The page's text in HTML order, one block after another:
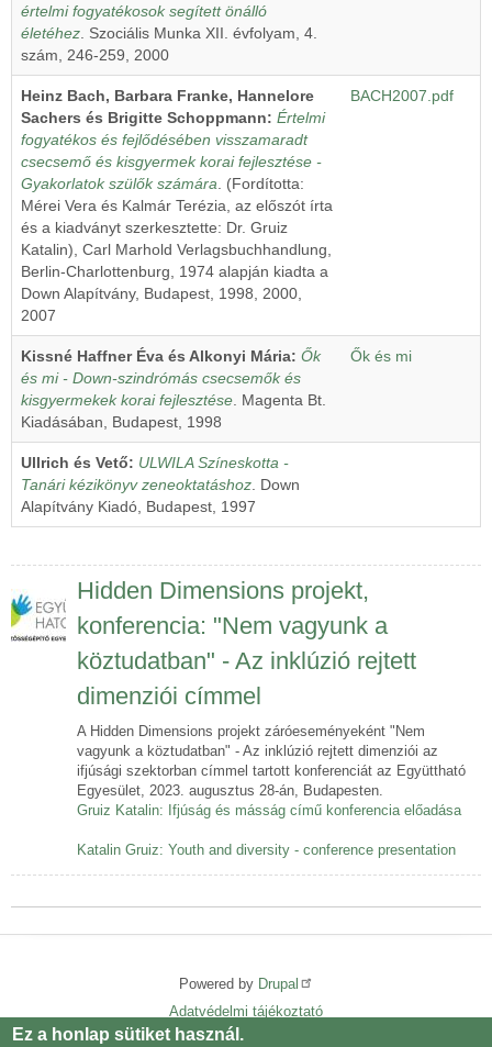
értelmi fogyatékosok segített önálló
életéhez . Szociális Munka XII. évfolyam, 4.
szám, 246-259, 2000
Heinz Bach, Barbara Franke, Hannelore
Sachers és Brigitte Schoppmann: Értelmi
fogyatékos és fejlődésében visszamaradt
csecsemő és kisgyermek korai fejlesztése -
Gyakorlatok szülők számára . (Fordította:
Mérei Vera és Kalmár Terézia, az előszót írta
és a kiadványt szerkesztette: Dr. Gruiz
Katalin), Carl Marhold Verlagsbuchhandlung,
Berlin-Charlotten­burg, 1974 alapján kiadta a
Down Alapítvány, Budapest, 1998, 2000,
2007
BACH2007.pdf
Kissné Haffner Éva és Alkonyi Mária: Ők
és mi - Down-szindrómás csecsemők és
kisgyermekek korai fejlesztése . Magenta Bt.
Kiadásában, Budapest, 1998
Ők és mi
Ullrich és Vető: ULWILA Színeskotta -
Tanári kézikönyv zeneoktatáshoz . Down
Alapítvány Kiadó, Budapest, 1997
Hidden Dimensions projekt,
konferencia: "Nem vagyunk a
köztudatban" - Az inklúzió rejtett
dimenziói címmel
A Hidden Dimensions projekt záróeseményeként "Nem
vagyunk a köztudatban" - Az inklúzió rejtett dimenziói az
ifjúsági szektorban címmel tartott konferenciát az Együttható
Egyesület, 2023. augusztus 28-án, Budapesten.
Gruiz Katalin: Ifjúság és másság című konferencia előadása
Katalin Gruiz: Youth and diversity - conference presentation
Powered by Drupal
Lábléc
Adatvédelmi tájékoztató
Ez a honlap sütiket használ.